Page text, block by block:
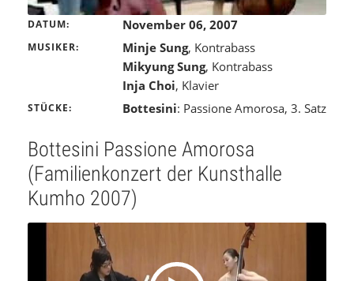
DATUM November 06, 2007
MUSIKER Minje Sung, Kontrabass
Mikyung Sung, Kontrabass
Inja Choi, Klavier
STÜCKE Bottesini: Passione Amorosa, 3. Satz
Bottesini Passione Amorosa
(Familienkonzert der Kunsthalle
Kumho 2007)